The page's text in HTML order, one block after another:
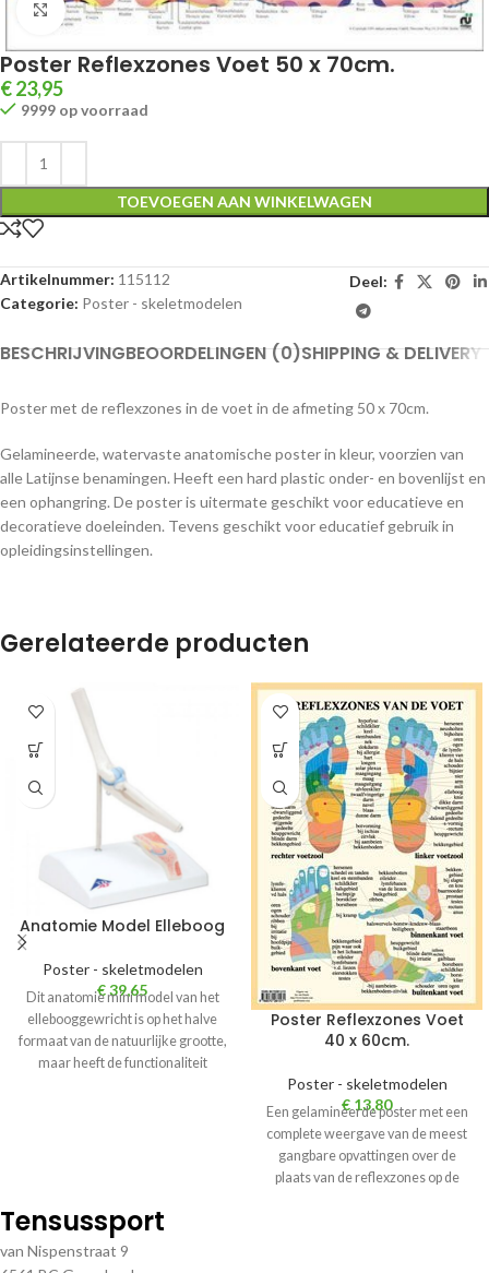
Klik om te vergroten
Poster Reflexzones Voet 50 x 70cm.
€23,95
9999 op voorraad
TOEVOEGEN AAN WINKELWAGEN
Artikelnummer: 115112
Categorie: Poster - skeletmodelen
Deel:
BESCHRIJVINGBEOORDELINGEN (0)SHIPPING & DELIVERY
Poster met de reflexzones in de voet in de afmeting 50 x 70cm.
Gelamineerde, watervaste anatomische poster in kleur, voorzien van
alle Latijnse benamingen. Heeft een hard plastic onder- en bovenlijst en
een ophangring. De poster is uitermate geschikt voor educatieve en
decoratieve doeleinden. Tevens geschikt voor educatief gebruik in
opleidingsinstellingen.
Gerelateerde producten
Anatomie Model Elleboog
Poster - skeletmodelen
€39,65
Dit anatomie mini model van het
ellebooggewricht is op het halve
formaat van de natuurlijke grootte,
maar heeft de functionaliteit
Poster Reflexzones Voet
40 x 60cm.
Poster - skeletmodelen
€ 13,80
Een gelamineerde poster met een
complete weergave van de meest
gangbare opvattingen over de
plaats van de reflexzones op de
Tensussport
van Nispenstraat 9